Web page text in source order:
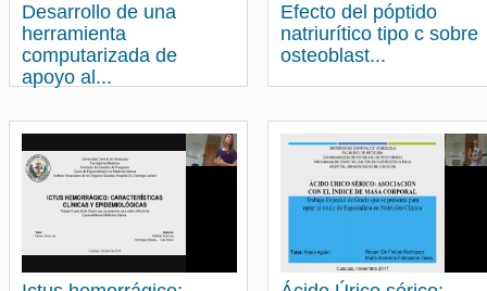
Desarrollo de una
herramienta
computarizada de
apoyo al...
Efecto del póptido
natriurítico tipo c sobre
osteoblast...